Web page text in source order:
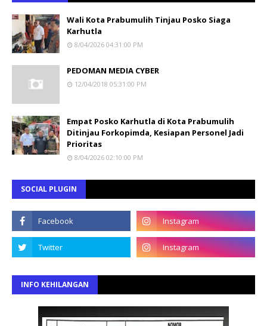
Wali Kota Prabumulih Tinjau Posko Siaga
Karhutla
8/04/2026 04:31:00 PM
PEDOMAN MEDIA CYBER
12/04/2018 05:31:00 PM
Empat Posko Karhutla di Kota Prabumulih
Ditinjau Forkopimda, Kesiapan Personel Jadi
Prioritas
8/04/2026 02:10:00 PM
SOCIAL PLUGIN
INFO KEHILANGAN